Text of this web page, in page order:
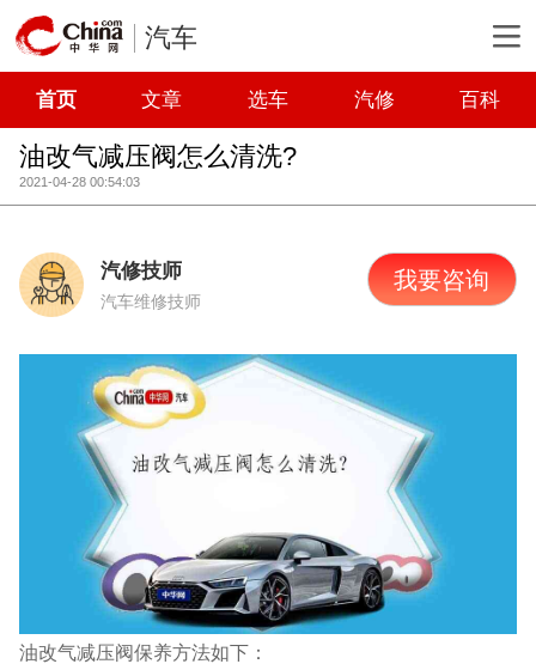
汽车
首页 文章 选车 汽修 百科
油改气减压阀怎么清洗?
2021-04-28 00:54:03
汽修技师
汽车维修技师
我要咨询
油改气减压阀保养方法如下：